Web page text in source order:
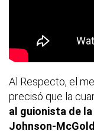
Al Respecto, el
precisó que la
al guionista de
Johnson-